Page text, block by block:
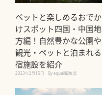
ペットと楽しめるおでか
けスポット四国・中国地
方編！自然豊かな公園や
観光・ペットと泊まれる
宿施設を紹介
2023年2月15日 By equall編集部